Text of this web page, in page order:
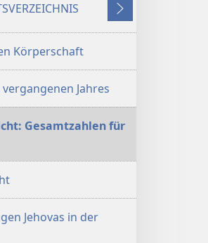
der
Jehovas
2001
Weiter
Körperschaft
Jahres
Gesamtzahlen für
Jehovas in der